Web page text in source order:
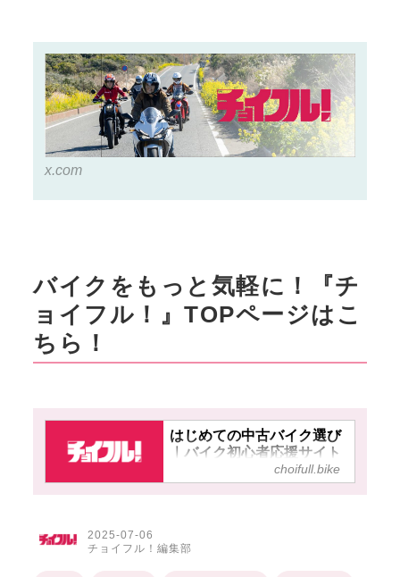
x.com
バイクをもっと気軽に！『チ
ョイフル！』TOPページはこ
ちら！
はじめての中古バイク選び
｜バイク初心者応援サイト
【チョイフル！】choifull.bike
2025-07-06
チョイフル！編集部